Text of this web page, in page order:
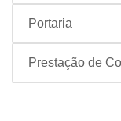
Portaria
Prestação de